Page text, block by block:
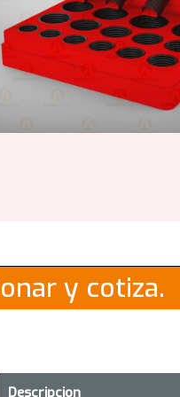
y cotiza.
Descripcion